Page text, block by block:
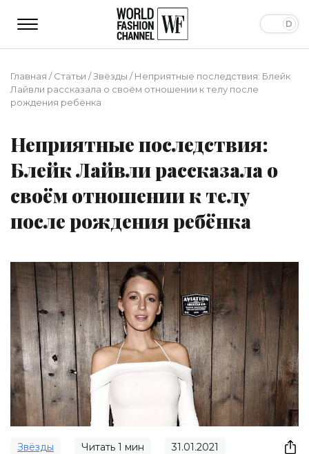
Главная /Статьи /Звёзды /Неприятные последствия: Блейк
Лайвли рассказала о своём отношении к телу после
рождения ребёнка
Неприятные последствия:
Блейк Лайвли рассказала о
своём отношении к телу
после рождения ребёнка
Звёзды Читать 1 мин 31.01.2021